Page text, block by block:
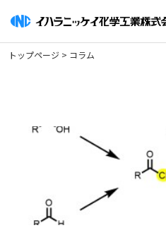
トップページ
イハラニッケイができること
会社概要
トップページ > コラム